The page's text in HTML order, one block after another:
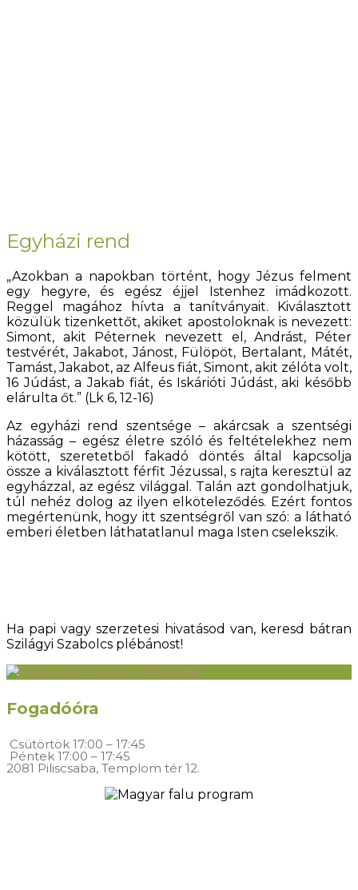
Egyházi rend
„Azokban a napokban történt, hogy Jézus felment
egy hegyre, és egész éjjel Istenhez imádkozott.
Reggel magához hívta a tanítványait. Kiválasztott
közülük tizenkettőt, akiket apostoloknak is nevezett:
Simont, akit Péternek nevezett el, Andrást, Péter
testvérét, Jakabot, Jánost, Fülöpöt, Bertalant, Mátét,
Tamást, Jakabot, az Alfeus fiát, Simont, akit zélóta volt,
16 Júdást, a Jakab fiát, és Iskárióti Júdást, aki később
elárulta őt.” (Lk 6, 12-16)
Az egyházi rend szentsége – akárcsak a szentségi
házasság – egész életre szóló és feltételekhez nem
kötött, szeretetből fakadó döntés által kapcsolja
össze a kiválasztott férfit Jézussal, s rajta keresztül az
egyházzal, az egész világgal. Talán azt gondolhatjuk,
túl nehéz dolog az ilyen elköteleződés. Ezért fontos
megértenünk, hogy itt szentségről van szó: a látható
emberi életben láthatatlanul maga Isten cselekszik.
Ha papi vagy szerzetesi hivatásod van, keresd bátran
Szilágyi Szabolcs plébánost!
Fogadóóra
Csütörtök 17:00 – 17:45
Péntek 17:00 – 17:45
2081 Piliscsaba, Templom tér 12.